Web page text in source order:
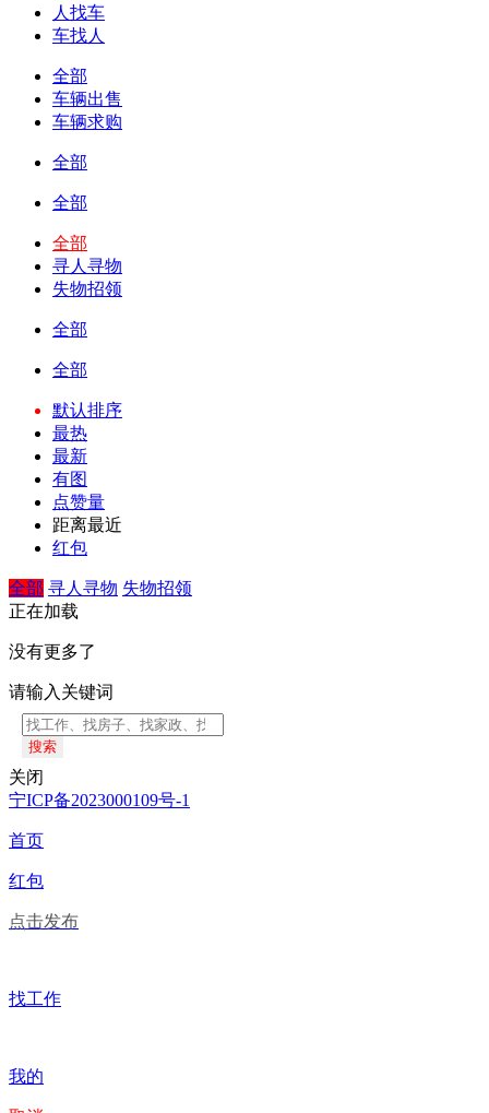
人找车
车找人
全部
车辆出售
车辆求购
全部
全部
全部
寻人寻物
失物招领
全部
全部
默认排序
最热
最新
有图
点赞量
距离最近
红包
全部 寻人寻物 失物招领
正在加载
没有更多了
请输入关键词
搜索
关闭
宁ICP备2023000109号-1
首页
红包
点击发布
找工作
我的